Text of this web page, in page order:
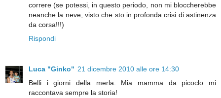
correre (se potessi, in questo periodo, non mi bloccherebbe
neanche la neve, visto che sto in profonda crisi di astinenza
da corsa!!!)
Rispondi
Luca "Ginko" 21 dicembre 2010 alle ore 14:30
Belli i giorni della merla. Mia mamma da picoclo mi
raccontava sempre la storia!